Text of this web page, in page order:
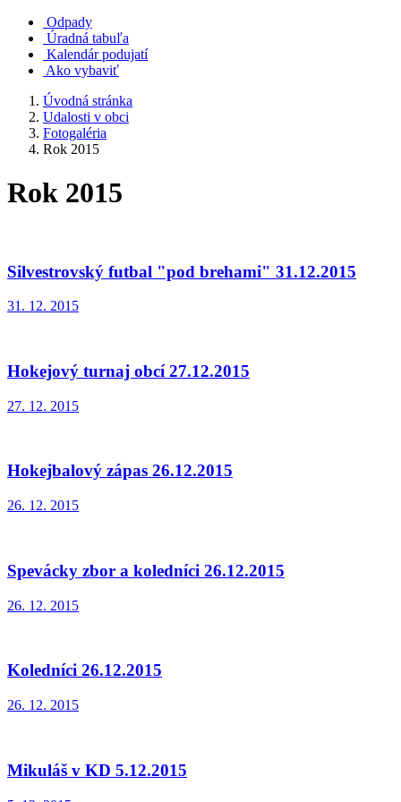
Odpady
Úradná tabuľa
Kalendár podujatí
Ako vybaviť
Úvodná stránka
Udalosti v obci
Fotogaléria
Rok 2015
Rok 2015
Silvestrovský futbal "pod brehami" 31.12.2015
31. 12. 2015
Hokejový turnaj obcí 27.12.2015
27. 12. 2015
Hokejbalový zápas 26.12.2015
26. 12. 2015
Spevácky zbor a koledníci 26.12.2015
26. 12. 2015
Koledníci 26.12.2015
26. 12. 2015
Mikuláš v KD 5.12.2015